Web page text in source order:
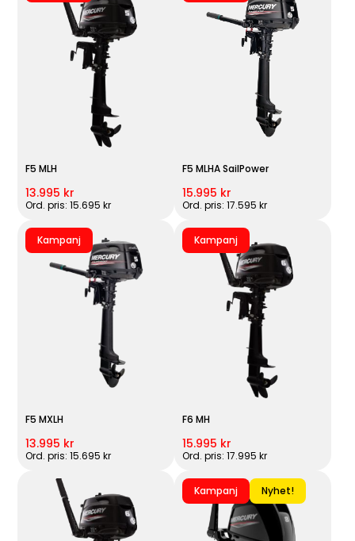
F5 MLH
13.995 kr
Ord. pris: 15.695 kr
F5 MLHA SailPower
15.995 kr
Ord. pris: 17.595 kr
Kampanj
F5 MXLH
13.995 kr
Ord. pris: 15.695 kr
Kampanj
F6 MH
15.995 kr
Ord. pris: 17.995 kr
Kampanj Nyhet!